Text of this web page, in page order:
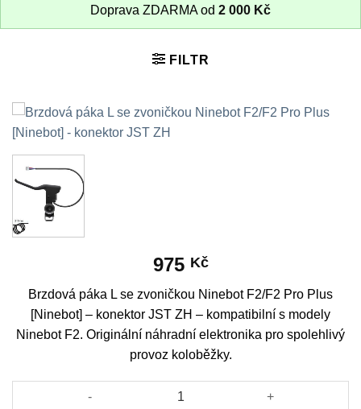
Doprava ZDARMA od 2 000 Kč
FILTR
975 Kč
Brzdová páka L se zvoničkou Ninebot F2/F2 Pro Plus
[Ninebot] – konektor JST ZH – kompatibilní s modely
Ninebot F2. Originální náhradní elektronika pro spolehlivý
provoz koloběžky.
Brzdová páka L se zvoničkou Ninebot F2/F2 Pro Plus